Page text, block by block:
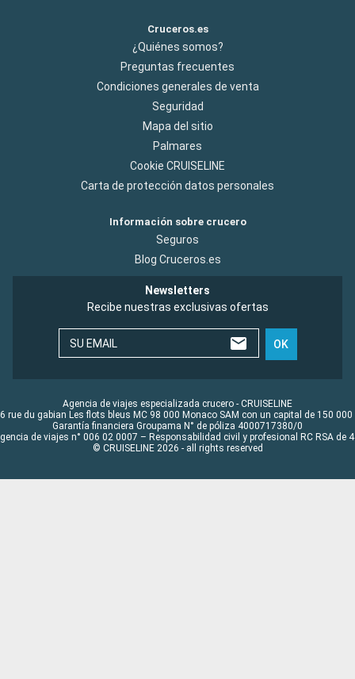
Cruceros.es
¿Quiénes somos?
Preguntas frecuentes
Condiciones generales de venta
Seguridad
Mapa del sitio
Palmares
Cookie CRUISELINE
Carta de protección datos personales
Información sobre crucero
Seguros
Blog Cruceros.es
Newsletters
Recibe nuestras exclusivas ofertas
SU EMAIL OK
Agencia de viajes especializada crucero - CRUISELINE
rue du gabian Les flots bleus MC 98 000 Monaco SAM con un capital de 150 000
Garantía financiera Groupama N° de póliza 4000717380/0
de viajes n° 006 02 0007 – Responsabilidad civil y profesional RC RSA de
© CRUISELINE 2026 - all rights reserved